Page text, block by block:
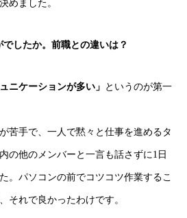
めました。
したか。前職との違いは？
ニケーションが多い」 というのが第一
苦手で、一人で黙々と仕事を進めるタ
の他のメンバーと一言も話さずに1日
。パソコンの前でコツコツ作業するこ
それで良かったわけです。